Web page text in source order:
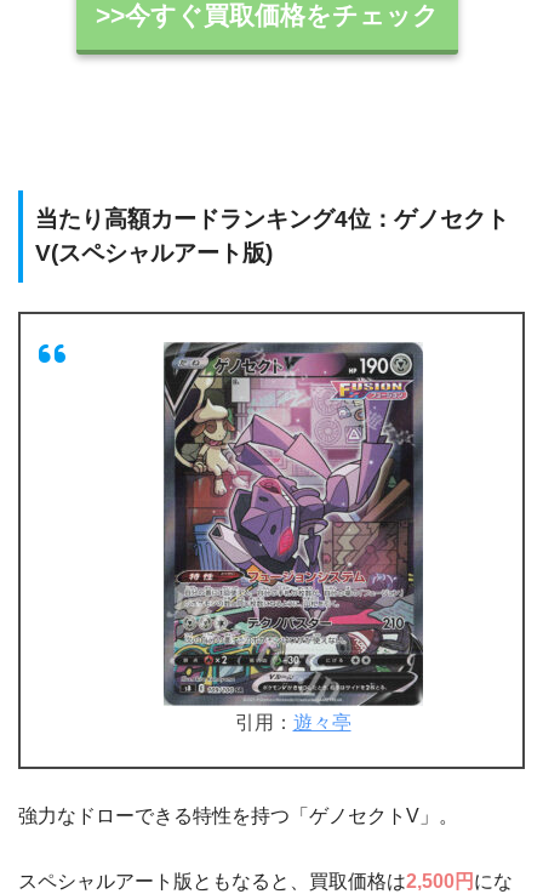
>>今すぐ買取価格をチェック
当たり高額カードランキング4位：ゲノセクト
V(スペシャルアート版)
引用： 遊々亭
強力なドローできる特性を持つ「ゲノセクトV」。
スペシャルアート版ともなると、買取価格は2,500円 にな